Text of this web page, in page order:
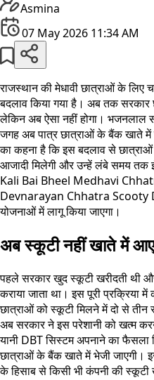
Asmina
07 May 2026 11:34 AM
राजस्थान की मेधावी छात्राओं के लिए
बदलाव किया गया है। अब तक सरकार
लेकिन अब ऐसा नहीं होगा। भजनलाल
जगह अब पात्र छात्राओं के बैंक खाते
का कहना है कि इस बदलाव से
आजादी मिलेगी और उन्हें लंबे समय तक
Kali Bai Bheel Medhavi
Devnarayan Chhatra Scooty
योजनाओं में लागू किया जाएगा।
अब स्कूटी नहीं खाते में
पहले सरकार खुद स्कूटी खरीदती थी
कराया जाता था। इस पूरी प्रक्रिया
छात्राओं को स्कूटी मिलने में दो से
अब सरकार ने इस परेशानी को खत्म
यानी DBT सिस्टम अपनाने का
छात्राओं के बैंक खाते में भेजी जाएगी।
के हिसाब से किसी भी कंपनी की स्कूटी